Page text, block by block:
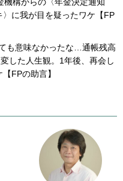
に我が目を疑ったワケ【FP
も意味なかったな…通帳残高
した人生観。1年後、再会し
FPの助言】